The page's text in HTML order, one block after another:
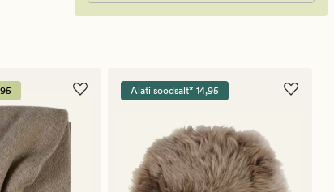
Alati soodsalt* 14,95